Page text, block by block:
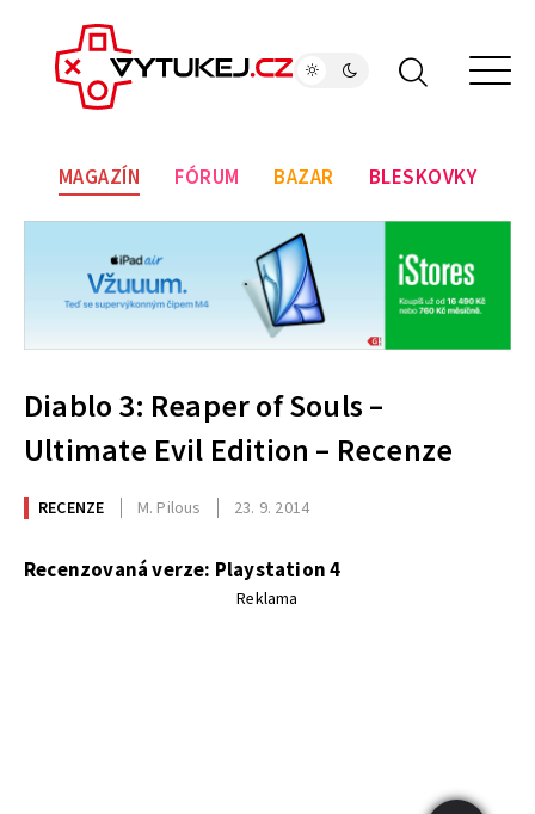
MAGAZÍN FÓRUM BAZAR BLESKOVKY
Diablo 3: Reaper of Souls –
Ultimate Evil Edition – Recenze
RECENZE M. Pilous 23. 9. 2014
Recenzovaná verze: Playstation 4
Reklama